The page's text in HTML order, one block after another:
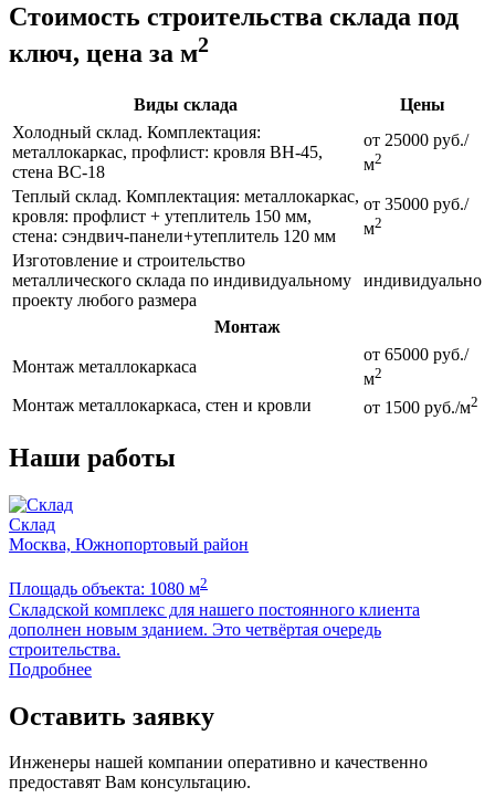
Стоимость строительства склада под
ключ, цена за м2
Виды склада
Цены
Холодный склад. Комплектация:
металлокаркас, профлист: кровля ВН-45,
стена ВС-18
от 25000 руб./
м2
Теплый склад. Комплектация: металлокаркас,
кровля: профлист + утеплитель 150 мм,
стена: сэндвич-панели+утеплитель 120 мм
от 35000 руб./
м2
Изготовление и строительство
металлического склада по индивидуальному
проекту любого размера
индивидуально
Монтаж
Монтаж металлокаркаса
от 65000 руб./
м2
Монтаж металлокаркаса, стен и кровли от 1500 руб./м2
Наши работы
Склад
Москва, Южнопортовый район
Площадь объекта: 1080 м2
Складской комплекс для нашего постоянного клиента
дополнен новым зданием. Это четвёртая очередь
строительства.
Подробнее
Оставить заявку
Инженеры нашей компании оперативно и качественно
предоставят Вам консультацию.